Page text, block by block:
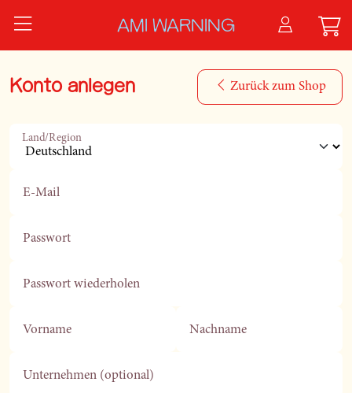
AMI WARNING
Konto anlegen Zurück zum Shop
Land/Region
E-Mail
Passwort
Passwort wiederholen
Vorname Nachname
Unternehmen (optional)